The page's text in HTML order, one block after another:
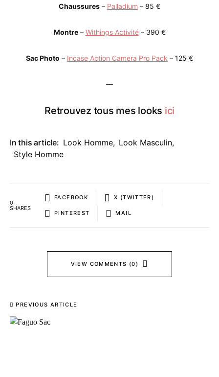
Chaussures – Palladium – 85 €
Montre– Withings Activité– 390 €
Sac Photo – Incase Action Camera Pro Pack – 125 €
—
Retrouvez tous mes looks ici
In this article: Look Homme, Look Masculin,
Style Homme
0
SHARES
FACEBOOK X (TWITTER)
PINTEREST MAIL
VIEW COMMENTS (0)
PREVIOUS ARTICLE